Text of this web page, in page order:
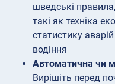
шведські
такі як техніка
статистику
водіння
Автоматична чи
Вирішіть перед